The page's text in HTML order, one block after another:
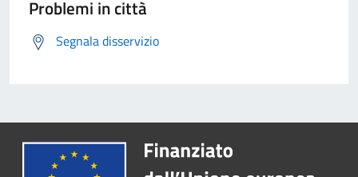
Problemi in città
Segnala disservizio